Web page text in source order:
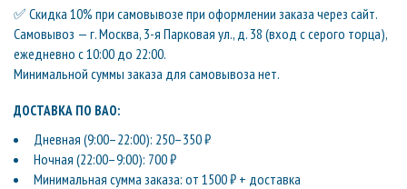
✅ Скидка 10% при самовывозе при оформлении заказа через сайт.
Самовывоз — г. Москва, 3-я Парковая ул., д. 38 (вход с серого торца),
ежедневно с 10:00 до 22:00.
Минимальной суммы заказа для самовывоза нет.
ДОСТАВКА ПО ВАО:
Дневная (9:00–22:00): 250–350 ₽
Ночная (22:00–9:00): 700 ₽
Минимальная сумма заказа: от 1500 ₽ + доставка